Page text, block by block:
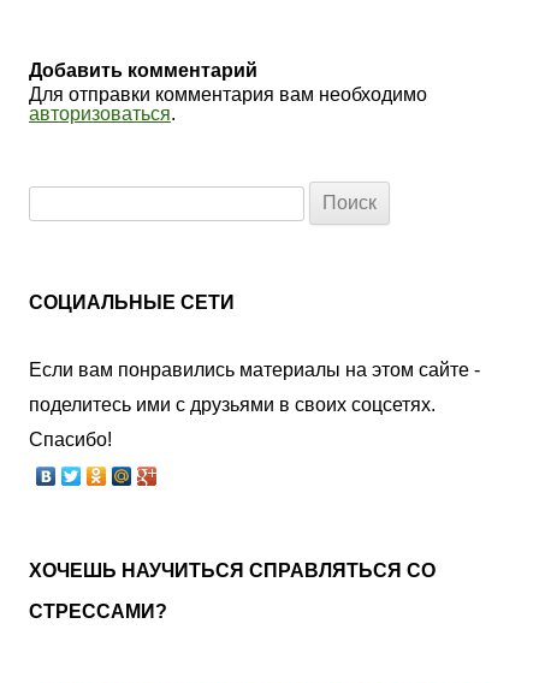
Добавить комментарий
Для отправки комментария вам необходимо
авторизоваться.
СОЦИАЛЬНЫЕ СЕТИ
Если вам понравились материалы на этом сайте -
поделитесь ими с друзьями в своих соцсетях.
Спасибо!
ХОЧЕШЬ НАУЧИТЬСЯ СПРАВЛЯТЬСЯ СО
СТРЕССАМИ?